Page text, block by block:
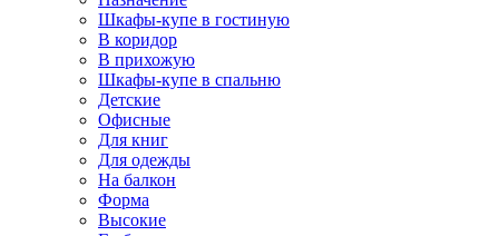
Шкафы-купе в гостиную
В коридор
В прихожую
Шкафы-купе в спальню
Детские
Офисные
Для книг
Для одежды
На балкон
Форма
Высокие